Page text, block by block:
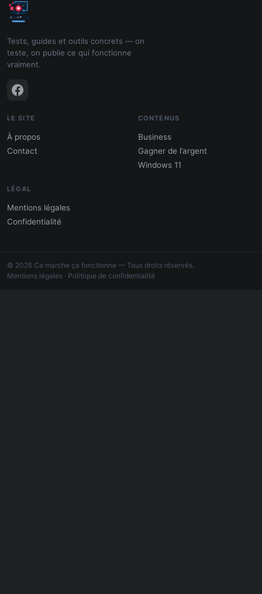
Tests, guides et outils concrets — on
teste, on publie ce qui fonctionne
vraiment.
LE SITE
À propos
Contact
CONTENUS
Business
Gagner de l’argent
Windows 11
LÉGAL
Mentions légales
Confidentialité
© 2026 Ca marche ça fonctionne — Tous droits réservés.
Mentions légales · Politique de confidentialité